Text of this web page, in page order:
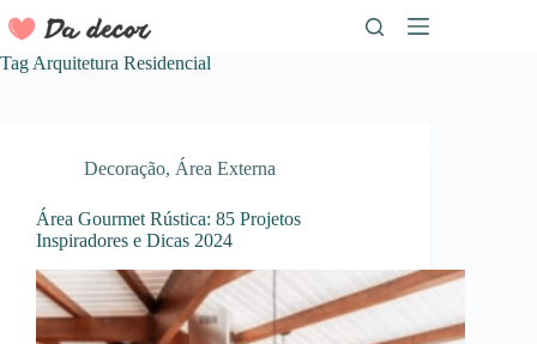
para
o
conteúdo
Tag Arquitetura Residencial
Decoração, Área Externa
Área Gourmet Rústica: 85 Projetos
Inspiradores e Dicas 2024